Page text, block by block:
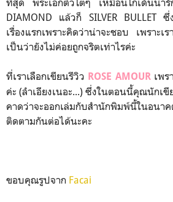
DIAMOND แล้วก็ SILVER BULLET ซึ่
เรื่องแรกเพราะคิดว่าน่าจะชอบ เพราะ
เป็นว่ายังไม่ค่อยถูกจริตเท่าไรค่ะ
ที่เราเลือกเขียนรีวิว ROSE AMOURเพร
ค่ะ (ลำเอียงเนอะ...) ซึ่งในตอนนี้คุณนักเ
คาดว่าจะออกเล่มกับสำนักพิมพ์นี้ในอ
ติดตามกันต่อได้นะคะ
ขอบคุณรูปจาก Facai